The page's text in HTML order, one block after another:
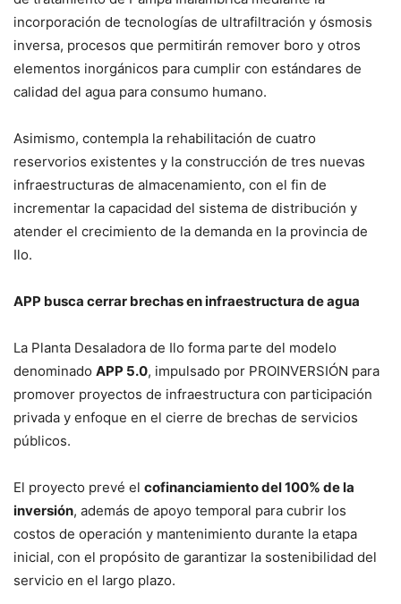
incorporación de tecnologías de ultrafiltración y ósmosis
inversa, procesos que permitirán remover boro y otros
elementos inorgánicos para cumplir con estándares de
calidad del agua para consumo humano.
Asimismo, contempla la rehabilitación de cuatro
reservorios existentes y la construcción de tres nuevas
infraestructuras de almacenamiento, con el fin de
incrementar la capacidad del sistema de distribución y
atender el crecimiento de la demanda en la provincia de
Ilo.
APP busca cerrar brechas en infraestructura de agua
La Planta Desaladora de Ilo forma parte del modelo
denominado APP 5.0, impulsado por PROINVERSIÓN para
promover proyectos de infraestructura con participación
privada y enfoque en el cierre de brechas de servicios
públicos.
El proyecto prevé el cofinanciamiento del 100% de la
inversión, además de apoyo temporal para cubrir los
costos de operación y mantenimiento durante la etapa
inicial, con el propósito de garantizar la sostenibilidad del
servicio en el largo plazo.